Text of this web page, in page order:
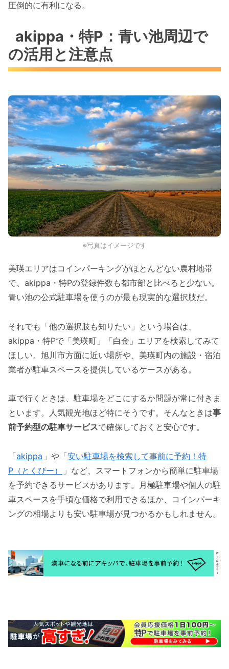
圧倒的に有利になる。
akippa・特P：青い池周辺で
の活用と注意点
※写真はイメージです
美瑛エリアはコインパーキングがほとんどない農村地帯
で、akippa・特Pの登録件数も都市部と比べると少ない。
青い池の公式駐車場を使うのが最も現実的な選択肢だ。
それでも「他の選択肢も知りたい」という場合は、
akippa・特Pで「美瑛町」「白金」エリアを検索してみて
ほしい。旭川市方面に近い場所や、美瑛町内の施設・宿泊
業者が駐車スペースを提供しているケースがある。
車で行くときは、駐車場をどこにするか問題が常に付きま
といます。人気観光地ほど特にそうです。そんなときは事
前予約型の駐車サービスで確保しておくと安心です。
「akippa 」や「安い駐車場を検索して事前に予約！特
P（とくぴー）
」など、スマートフォンから簡単に駐車場
を予約できるサービスがあります。月極駐車場や個人の駐
車スペースを手頃な価格で利用できるほか、コインパーキ
ングの相場よりも安い駐車場が見つかるかもしれません。